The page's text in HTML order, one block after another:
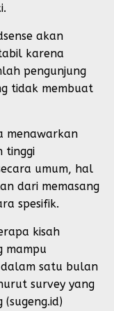
akan
karena
pengunjung
tidak membuat
menawarkan
tinggi
umum, hal
dari memasang
spesifik.
kisah
mampu
satu bulan
survey yang